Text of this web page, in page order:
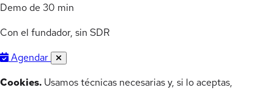
Demo de 30 min
Con el fundador, sin SDR
Agendar
Cookies. Usamos técnicas necesarias y, si lo aceptas,